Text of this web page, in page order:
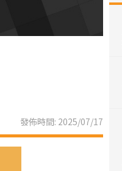
發佈時間: 2025/07/17